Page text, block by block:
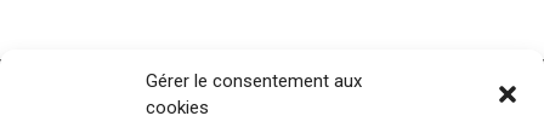
Gérer le consentement aux
cookies
© institut-peauline 2021. Tous droits réservés